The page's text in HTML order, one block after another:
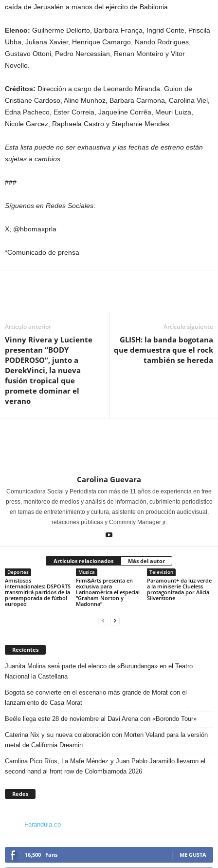
caída de Jerusalén a manos del ejército de Babilonia.
Elenco: Guilherme Dellorto, Barbara França, Ingrid Conte, Priscila
Ubba, Juliana Xavier, Henrique Camargo, Nando Rodrigues,
Gustavo Ottoni, Pedro Nercessian, Renan Monteiro y Vitor
Novello.
Créditos: Dirección a cargo de Leonardo Miranda. Guion de
Cristiane Cardoso, Aline Munhoz, Barbara Carmona, Carolina Viel,
Edna Pacheco, Ester Correia, Jaqueline Corrêa, Meuri Luiza,
Nicole Garcez, Raphaela Castro y Stephanie Mendes.
Esta lista puede no ser exhaustiva y las fechas de estreno están
sujetas a cambios.
###
Síguenos en Redes Sociales:
X; @hbomaxprla
*Comunicado de prensa
Artículo anterior
Vinny Rivera y Luciente
presentan “BODY
PODEROSO”, junto a
DerekVinci, la nueva
fusión tropical que
promete dominar el
verano
Artículo siguiente
GLISH: la banda bogotana
que demuestra que el rock
también se hereda
Carolina Guevara
Comunicadora Social y Periodista con más de 11 años de experiencia en free
press, monitoreo de medios y análisis de información, cubrimiento periodístico
en temas de entretenimiento y cultura, asistente en producción audiovisual,
relaciones públicas y Commnity Manager jr.
Artículos relacionados Más del autor
Deportes
Amistosos
internacionales: DSPORTS
transmitirá partidos de la
pretemporada de fútbol
europeo
Musica
Film&Arts presenta en
exclusiva para
Latinoamérica el especial
“Graham Norton y
Madonna”
Television
Paramount+ da luz verde
a la miniserie Clueless
protagonizada por Alicia
Silverstone
Recientes
Juanita Molina será parte del elenco de «Burundanga» en el Teatro
Nacional la Castellana
Bogotá se convierte en el escenario más grande de Morat con el
lanzamiento de Casa Morat
Beéle llega este 28 de noviembre al Davi Arena con «Borondo Tour»
Caterina Nix y su nueva colaboración con Morten Veland para la versión
metal de California Dreamin
Carolina Pico Ríos, La Mafe Méndez y Juan Pablo Jaramillo llevaron el
second hand al front row de Colombiamoda 2026
Redes
Farandula.co
16,500 Fans ME GUSTA